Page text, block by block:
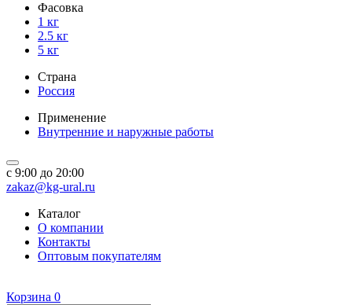
Фасовка
1 кг
2.5 кг
5 кг
Страна
Россия
Применение
Внутренние и наружные работы
c 9:00 до 20:00
zakaz@kg-ural.ru
Каталог
О компании
Контакты
Оптовым покупателям
Корзина 0